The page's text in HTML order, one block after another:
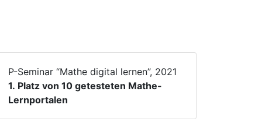
P-Seminar “Mathe digital lernen”, 2021
1. Platz von 10 getesteten Mathe-
Lernportalen